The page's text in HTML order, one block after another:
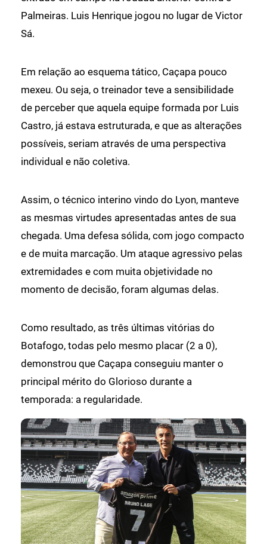
Palmeiras. Luis Henrique jogou no lugar de Victor
Sá.
Em relação ao esquema tático, Caçapa pouco
mexeu. Ou seja, o treinador teve a sensibilidade
de perceber que aquela equipe formada por Luis
Castro, já estava estruturada, e que as alterações
possíveis, seriam através de uma perspectiva
individual e não coletiva.
Assim, o técnico interino vindo do Lyon, manteve
as mesmas virtudes apresentadas antes de sua
chegada. Uma defesa sólida, com jogo compacto
e de muita marcação. Um ataque agressivo pelas
extremidades e com muita objetividade no
momento de decisão, foram algumas delas.
Como resultado, as três últimas vitórias do
Botafogo, todas pelo mesmo placar (2 a 0),
demonstrou que Caçapa conseguiu manter o
principal mérito do Glorioso durante a
temporada: a regularidade.